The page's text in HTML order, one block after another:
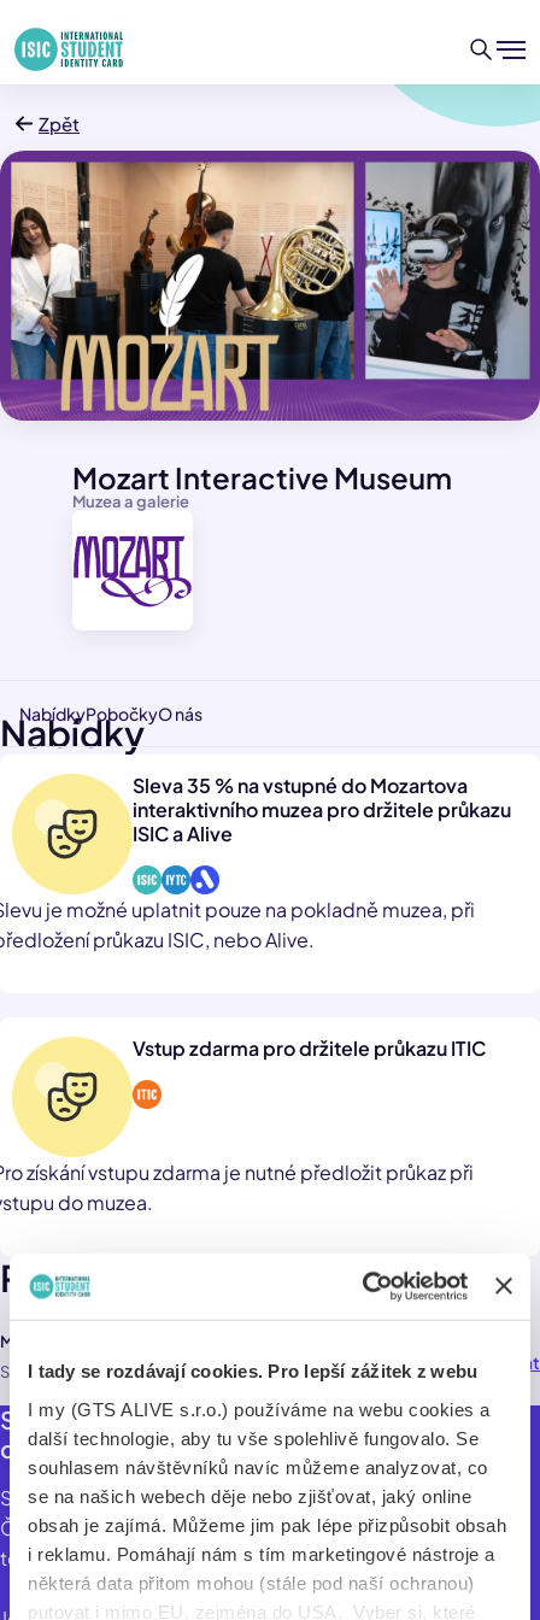
I tady se rozdávají cookies. Pro lepší zážitek z webu
I my (GTS ALIVE s.r.o.) používáme na webu cookies a
další technologie, aby tu vše spolehlivě fungovalo. Se
souhlasem návštěvníků navíc můžeme analyzovat, co
se na našich webech děje nebo zjišťovat, jaký online
obsah je zajímá. Můžeme jim pak lépe přizpůsobit obsah
i reklamu. Pomáhají nám s tím marketingové nástroje a
některá data přitom mohou (stále pod naší ochranou)
putovat i mimo EU, zejména do USA. Vyber si, které
Zpět
Muzea a galerie
Mozart Interactive Museum
NabídkyPobočkyO nás
Nabídky
Sleva 35 % na vstupné do Mozartova
interaktivního muzea pro držitele průkazu
ISIC a Alive
je možné uplatnit pouze na pokladně muzea, při
průkazu ISIC, nebo Alive.
Vstup zdarma pro držitele průkazu ITIC
získání vstupu zdarma je nutné předložit průkaz při
do muzea.
Pobočky
Mozart Interactive Museum
Staroměstské náměstí 24 , Praha 110 00
75,0 km Navigovat
Staň se Mozartem! Vstup do muzea s
dodatečnou slevou.
Staň se Mozartem!
Čeká Tě zábava, zážitky, hudba i nejmodernější
technologie.